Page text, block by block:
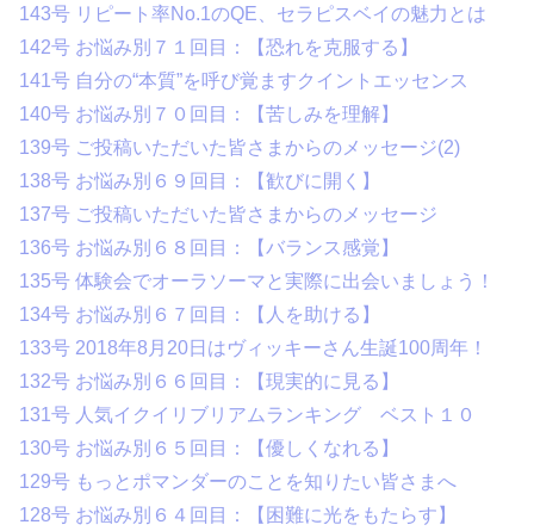
143号 リピート率No.1のQE、セラピスベイの魅力とは
142号 お悩み別７１回目：【恐れを克服する】
141号 自分の“本質”を呼び覚ますクイントエッセンス
140号 お悩み別７０回目：【苦しみを理解】
139号 ご投稿いただいた皆さまからのメッセージ(2)
138号 お悩み別６９回目：【歓びに開く】
137号 ご投稿いただいた皆さまからのメッセージ
136号 お悩み別６８回目：【バランス感覚】
135号 体験会でオーラソーマと実際に出会いましょう！
134号 お悩み別６７回目：【人を助ける】
133号 2018年8月20日はヴィッキーさん生誕100周年！
132号 お悩み別６６回目：【現実的に見る】
131号 人気イクイリブリアムランキング ベスト１０
130号 お悩み別６５回目：【優しくなれる】
129号 もっとポマンダーのことを知りたい皆さまへ
128号 お悩み別６４回目：【困難に光をもたらす】